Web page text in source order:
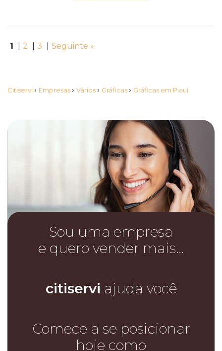
1 2 3 Seguinte »
Citiservi › Empresas › Vários › Gráficas › Gráficas em Piauí
Sou uma empresa
e quero vender mais…
citiservi ajuda você
Comece a se posicionar
hoje como